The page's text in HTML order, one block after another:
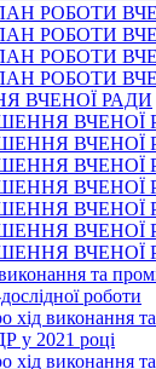
РОБОТИ
РОБОТИ
РОБОТИ
РОБОТИ
ВЧЕНОЇ РАДИ
ВЧЕНОЇ
ВЧЕНОЇ
ВЧЕНОЇ
ВЧЕНОЇ
ВЧЕНОЇ
ВЧЕНОЇ
ВЧЕНОЇ
та
роботи
хід виконання
у 2021 році
хід виконання